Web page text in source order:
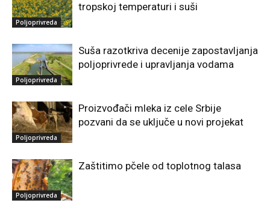
Poljoprivreda
tropskoj temperaturi i suši
Poljoprivreda
Suša razotkriva decenije zapostavljanja
poljoprivrede i upravljanja vodama
Poljoprivreda
Proizvođači mleka iz cele Srbije
pozvani da se uključe u novi projekat
Poljoprivreda
Zaštitimo pčele od toplotnog talasa